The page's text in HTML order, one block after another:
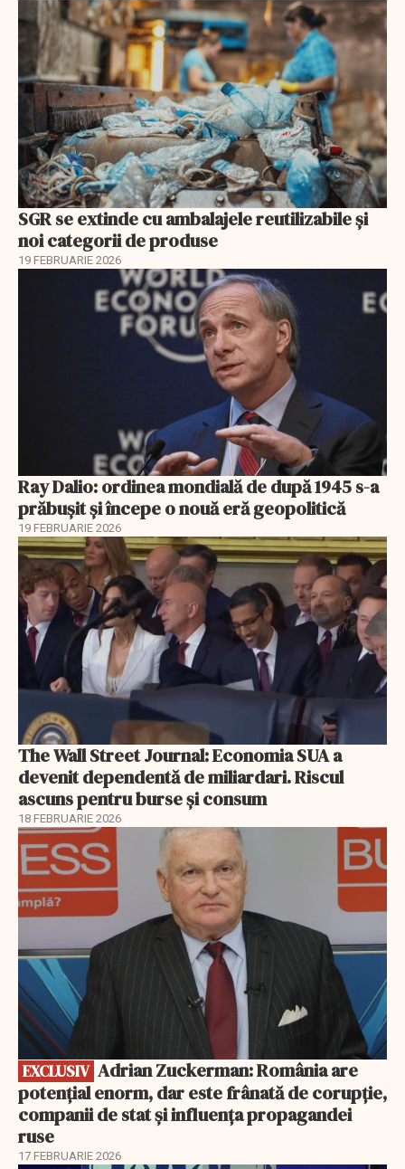
SGR se extinde cu ambalajele reutilizabile și
noi categorii de produse
19 FEBRUARIE 2026
Ray Dalio: ordinea mondială de după 1945 s-a
prăbușit și începe o nouă eră geopolitică
19 FEBRUARIE 2026
The Wall Street Journal: Economia SUA a
devenit dependentă de miliardari. Riscul
ascuns pentru burse și consum
18 FEBRUARIE 2026
EXCLUSIV
EXCLUSIV
potențial enorm, dar este frânată de corupție,
companii de stat și influența propagandei
ruse
17 FEBRUARIE 2026